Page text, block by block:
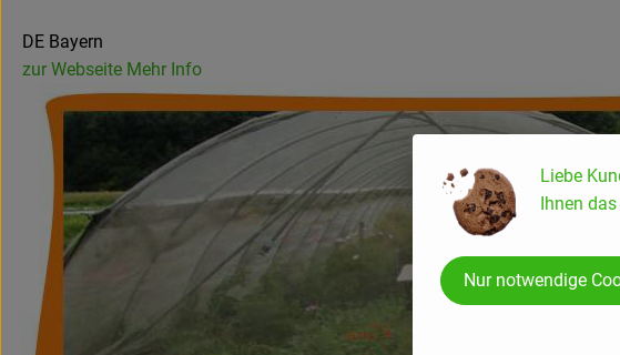
DE Bayern
zur Webseite Mehr Info
Liebe
Ihnen
Nur notwendige